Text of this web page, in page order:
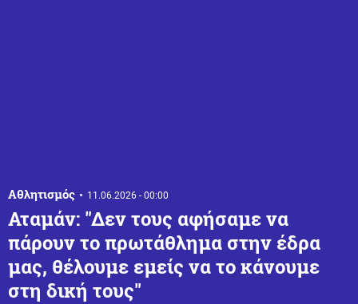
Αθλητισμός 11.06.2026 - 00:00
Αταμάν: "Δεν τους αφήσαμε να
πάρουν το πρωτάθλημα στην έδρα
μας, θέλουμε εμείς να το κάνουμε
στη δική τους"